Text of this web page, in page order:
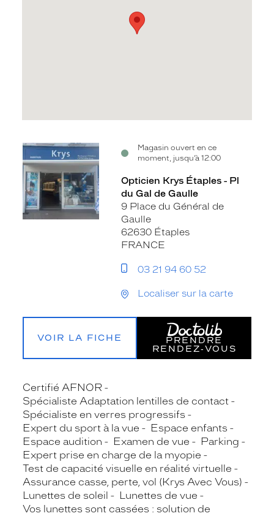
Magasin ouvert en ce
moment, jusqu’à 12:00
Voir
la
fiche
Opticien Krys Étaples - Pl
du Gal de Gaulle
9 Place du Général de
Gaulle
62630 Étaples
FRANCE
03 21 94 60 52
Localiser sur la carte
VOIR LA FICHE
PRENDRE
RENDEZ‑VOUS
Certifié AFNOR
Spécialiste Adaptation lentilles de contact
Spécialiste en verres progressifs
Expert du sport à la vue
Espace enfants
Espace audition
Examen de vue
Parking
Expert prise en charge de la myopie
Test de capacité visuelle en réalité virtuelle
Assurance casse, perte, vol (Krys Avec Vous)
Lunettes de soleil
Lunettes de vue
Vos lunettes sont cassées : solution de